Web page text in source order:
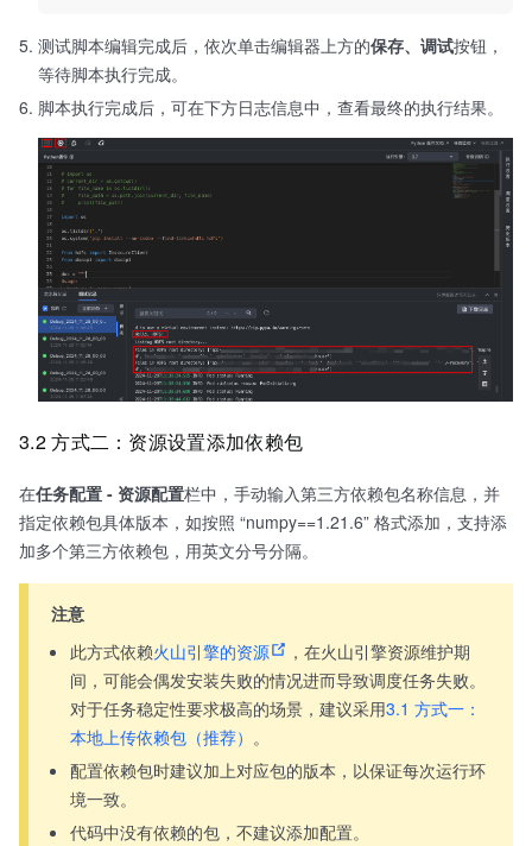
测试脚本编辑完成后，依次单击编辑器上方的保存、调试按钮，
等待脚本执行完成。
脚本执行完成后，可在下方日志信息中，查看最终的执行结果。
3.2 方式二：资源设置添加依赖包
在任务配置 - 资源配置栏中，手动输入第三方依赖包名称信息，并
指定依赖包具体版本，如按照 “numpy==1.21.6” 格式添加，支持添
加多个第三方依赖包，用英文分号分隔。
注意
此方式依赖火山引擎的资源
，在火山引擎资源维护期
间，可能会偶发安装失败的情况进而导致调度任务失败。
对于任务稳定性要求极高的场景，建议采用3.1 方式一：
本地上传依赖包（推荐） 。
配置依赖包时建议加上对应包的版本，以保证每次运行环
境一致。
代码中没有依赖的包，不建议添加配置。